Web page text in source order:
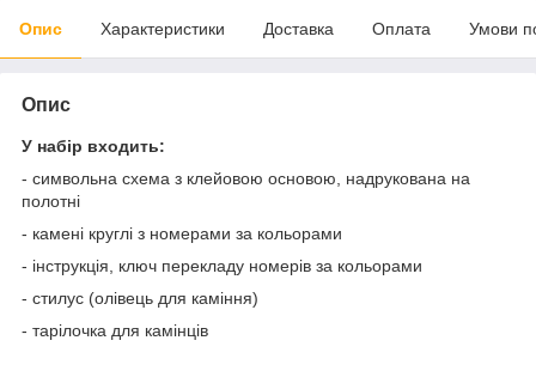
Опис Характеристики Доставка Оплата Умови
Опис
У набір входить:
- символьна схема з клейовою основою, надрукована на
полотні
- камені круглі з номерами за кольорами
- інструкція, ключ перекладу номерів за кольорами
- стилус (олівець для каміння)
- тарілочка для камінців